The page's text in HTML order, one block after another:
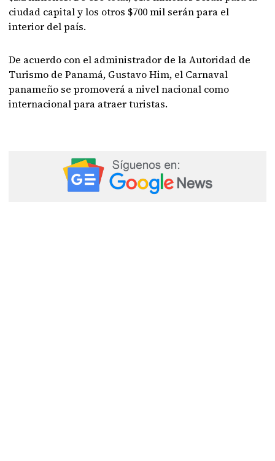
ciudad capital y los otros $700 mil serán para el
interior del país.
De acuerdo con el administrador de la Autoridad de
Turismo de Panamá, Gustavo Him, el Carnaval
panameño se promoverá a nivel nacional como
internacional para atraer turistas.